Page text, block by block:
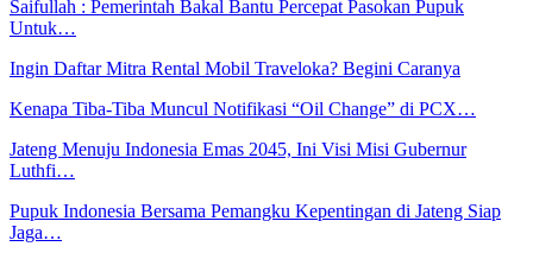
Saifullah : Pemerintah Bakal Bantu Percepat Pasokan Pupuk
Untuk…
Ingin Daftar Mitra Rental Mobil Traveloka? Begini Caranya
Kenapa Tiba-Tiba Muncul Notifikasi “Oil Change” di PCX…
Jateng Menuju Indonesia Emas 2045, Ini Visi Misi Gubernur
Luthfi…
Pupuk Indonesia Bersama Pemangku Kepentingan di Jateng Siap
Jaga…